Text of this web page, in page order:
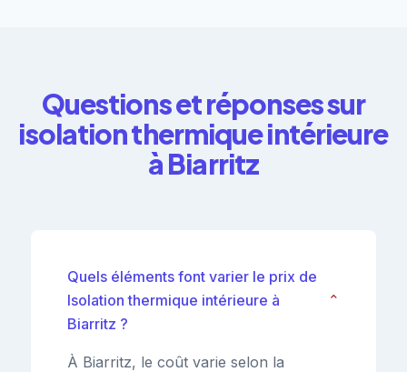
Questions et réponses sur
isolation thermique intérieure
à Biarritz
Quels éléments font varier le prix de
Isolation thermique intérieure à
Biarritz ?
⌄
À Biarritz, le coût varie selon la